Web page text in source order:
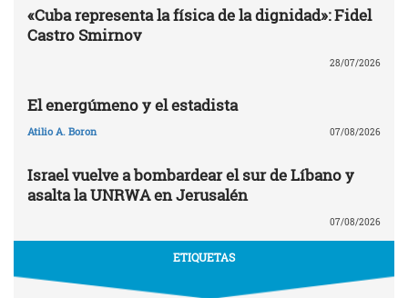
«Cuba representa la física de la dignidad»: Fidel
Castro Smirnov
28/07/2026
El energúmeno y el estadista
Atilio A. Boron 07/08/2026
Israel vuelve a bombardear el sur de Líbano y
asalta la UNRWA en Jerusalén
07/08/2026
ETIQUETAS